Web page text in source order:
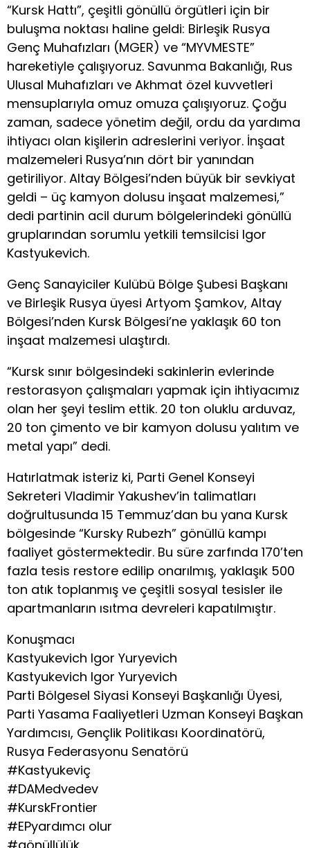
“Kursk Hattı”, çeşitli gönüllü örgütleri için bir
buluşma noktası haline geldi: Birleşik Rusya
Genç Muhafızları (MGER) ve “MYVMESTE”
hareketiyle çalışıyoruz. Savunma Bakanlığı, Rus
Ulusal Muhafızları ve Akhmat özel kuvvetleri
mensuplarıyla omuz omuza çalışıyoruz. Çoğu
zaman, sadece yönetim değil, ordu da yardıma
ihtiyacı olan kişilerin adreslerini veriyor. İnşaat
malzemeleri Rusya’nın dört bir yanından
getiriliyor. Altay Bölgesi’nden büyük bir sevkiyat
geldi – üç kamyon dolusu inşaat malzemesi,”
dedi partinin acil durum bölgelerindeki gönüllü
gruplarından sorumlu yetkili temsilcisi Igor
Kastyukevich.
Genç Sanayiciler Kulübü Bölge Şubesi Başkanı
ve Birleşik Rusya üyesi Artyom Şamkov, Altay
Bölgesi’nden Kursk Bölgesi’ne yaklaşık 60 ton
inşaat malzemesi ulaştırdı.
“Kursk sınır bölgesindeki sakinlerin evlerinde
restorasyon çalışmaları yapmak için ihtiyacımız
olan her şeyi teslim ettik. 20 ton oluklu arduvaz,
20 ton çimento ve bir kamyon dolusu yalıtım ve
metal yapı” dedi.
Hatırlatmak isteriz ki, Parti Genel Konseyi
Sekreteri Vladimir Yakushev’in talimatları
doğrultusunda 15 Temmuz’dan bu yana Kursk
bölgesinde “Kursky Rubezh” gönüllü kampı
faaliyet göstermektedir. Bu süre zarfında 170’ten
fazla tesis restore edilip onarılmış, yaklaşık 500
ton atık toplanmış ve çeşitli sosyal tesisler ile
apartmanların ısıtma devreleri kapatılmıştır.
Konuşmacı
Kastyukevich Igor Yuryevich
Kastyukevich Igor Yuryevich
Parti Bölgesel Siyasi Konseyi Başkanlığı Üyesi,
Parti Yasama Faaliyetleri Uzman Konseyi Başkan
Yardımcısı, Gençlik Politikası Koordinatörü,
Rusya Federasyonu Senatörü
#Kastyukeviç
#DAMedvedev
#KurskFrontier
#EPyardımcı olur